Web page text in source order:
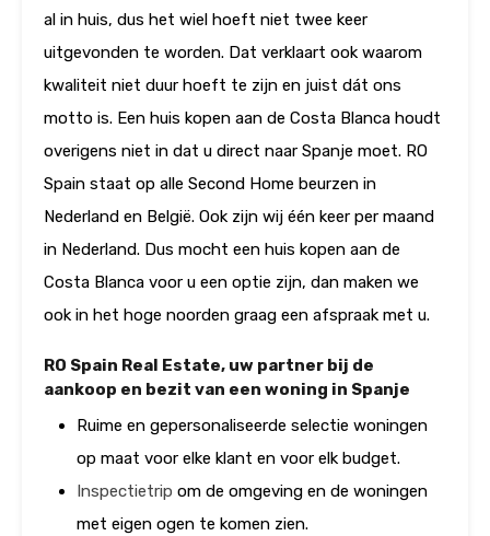
al in huis, dus het wiel hoeft niet twee keer
uitgevonden te worden. Dat verklaart ook waarom
kwaliteit niet duur hoeft te zijn en juist dát ons
motto is. Een huis kopen aan de Costa Blanca houdt
overigens niet in dat u direct naar Spanje moet. RO
Spain staat op alle Second Home beurzen in
Nederland en België. Ook zijn wij één keer per maand
in Nederland. Dus mocht een huis kopen aan de
Costa Blanca voor u een optie zijn, dan maken we
ook in het hoge noorden graag een afspraak met u.
RO Spain Real Estate, uw partner bij de
aankoop en bezit van een woning in Spanje
Ruime en gepersonaliseerde selectie woningen
op maat voor elke klant en voor elk budget.
Inspectietrip om de omgeving en de woningen
met eigen ogen te komen zien.